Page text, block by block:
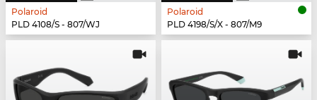
Polaroid
PLD 4108/S - 807/WJ
Polaroid
PLD 4198/S/X - 807/M9